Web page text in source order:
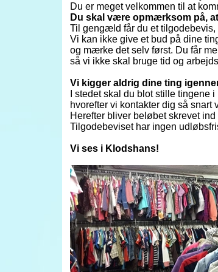
Du er meget velkommen til at
Du skal være opmærksom på,
Til gengæld får du et
Vi kan ikke give et bud på dine
og mærke det selv først. Du får
så vi ikke skal bruge tid og
​Vi kigger aldrig dine ting
I stedet skal du blot stille
hvorefter vi kontakter dig så snart
Herefter bliver beløbet skrevet
Tilgodebeviset har ingen
​Vi ses i Klodshans!